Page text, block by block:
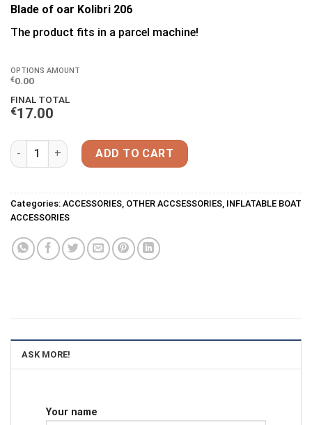
Blade of oar Kolibri 206
The product fits in a parcel machine!
OPTIONS AMOUNT
€0.00
FINAL TOTAL
€17.00
Blade of oar Kolibri 206 quantity
ADD TO CART
Categories: ACCESSORIES, OTHER ACCSESSORIES, INFLATABLE BOAT
ACCESSORIES
ASK MORE!
Your name